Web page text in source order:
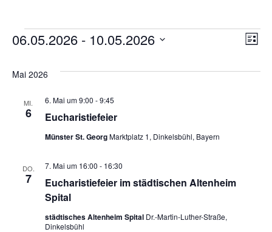
Kirchenrenovierung
Pfarrzentrum
Pfarrgarten
Veranstaltungen Liste
06.05.2026 - 10.05.2026
Mai 2026
MI.
6 Eucharistiefeier
6. Mai um 9:00 -9:45
Münster St. GeorgMarktplatz 1, Dinkelsbühl, Bayern
DO.
7
Eucharistiefeier im städtischen Altenheim
Spital
7. Mai um 16:00 - 16:30
städtisches Altenheim Spital Dr.-Martin-Luther-Straße,
Dinkelsbühl